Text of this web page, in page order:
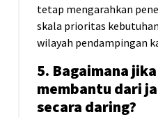
tetap mengarahkan
skala prioritas
wilayah pendampingan
5. Bagaimana
membantu dari
secara daring?